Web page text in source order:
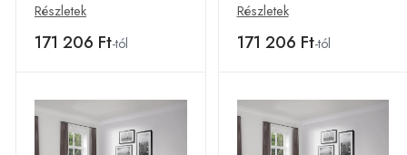
Részletek
171 206 Ft-tól
Részletek
171 206 Ft-tól